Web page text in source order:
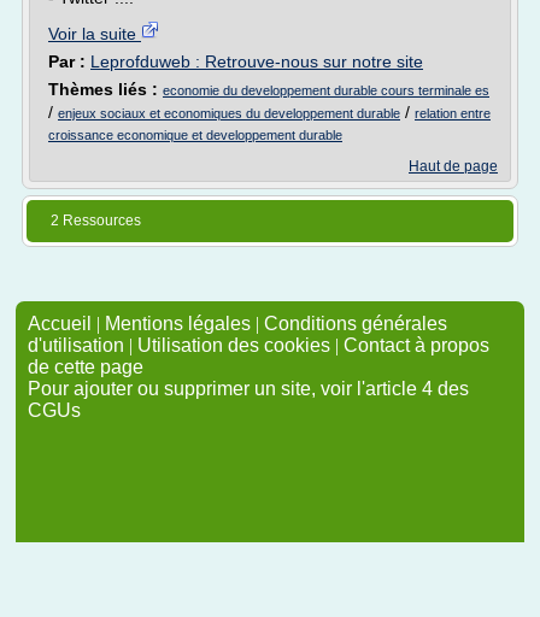
Voir la suite
Par : Leprofduweb : Retrouve-nous sur notre site
Thèmes liés : economie du developpement durable cours terminale es
/ enjeux sociaux et economiques du developpement durable / relation entre
croissance economique et developpement durable
Haut de page
2 Ressources
Accueil | Mentions légales | Conditions générales
d'utilisation | Utilisation des cookies | Contact à propos
de cette page
Pour ajouter ou supprimer un site, voir l'article 4 des
CGUs